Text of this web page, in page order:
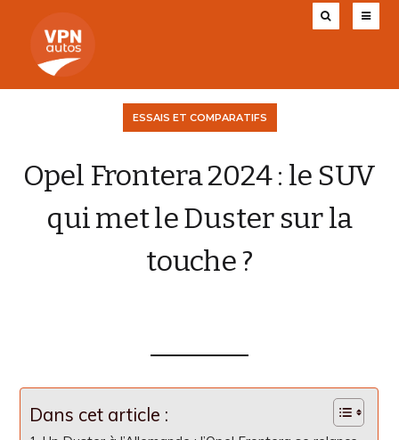
ESSAIS ET COMPARATIFS
Opel Frontera 2024 : le SUV
qui met le Duster sur la
touche ?
Dans cet article :